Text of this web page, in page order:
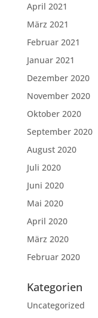
April 2021
März 2021
Februar 2021
Januar 2021
Dezember 2020
November 2020
Oktober 2020
September 2020
August 2020
Juli 2020
Juni 2020
Mai 2020
April 2020
März 2020
Februar 2020
Kategorien
Uncategorized